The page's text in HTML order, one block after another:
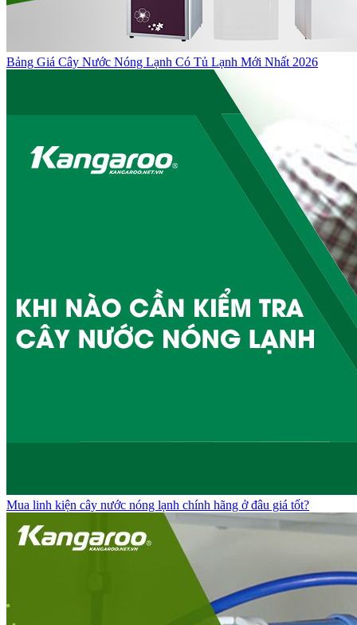
Bảng Giá Cây Nước Nóng Lạnh Có Tủ Lạnh Mới Nhất 2026
Mua linh kiện cây nước nóng lạnh chính hãng ở đâu giá tốt?